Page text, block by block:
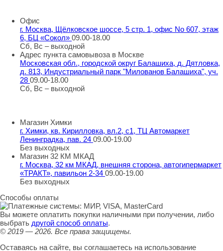
Офис
г. Москва, Щёлковское шоссе, 5 стр. 1, офис No 607, этаж
6, БЦ «Сокол» 09.00-18.00
Сб, Вс – выходной
Адрес пункта самовывоза в Москве
Московская обл., городской округ Балашиха, д. Дятловка,
д. 813, Индустриальный парк "Милованов Балашиха", уч.
28 09.00-18.00
Сб, Вс – выходной
Магазин Химки
г. Химки, кв. Кирилловка, вл.2, с1, ТЦ Автомаркет
Ленинградка, пав. 24 09.00-19.00
Без выходных
Магазин 32 КМ МКАД
г. Москва, 32 км МКАД, внешняя сторона, автогипермаркет
«ТРАКТ», павильон 2-34 09.00-19.00
Без выходных
Способы оплаты
Вы можете оплатить покупки наличными при получении, либо
выбрать другой способ оплаты.
© 2019 — 2026. Все права защищены.
Оставаясь на сайте, вы соглашаетесь на использование